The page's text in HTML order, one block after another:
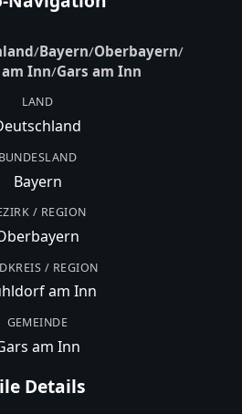
/Bayern/Oberbayern/
Inn/Gars am Inn
LAND
BUNDESLAND
Bayern
/ REGION
/ REGION
am Inn
GEMEINDE
am Inn
Details